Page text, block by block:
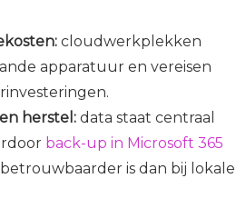
cloudwerkplekken
apparatuur en vereisen
herstel: data staat centraal
back-up in Microsoft 365
is dan bij lokale